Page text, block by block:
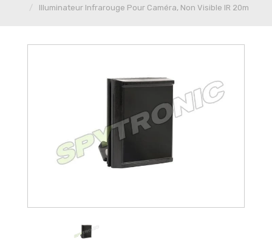
Illuminateur Infrarouge Pour Caméra, Non Visible IR 20m